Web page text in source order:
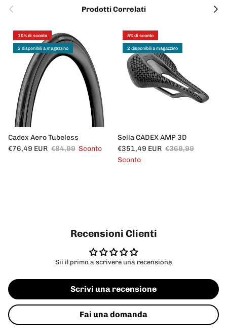
Indietro Prodotti Correlati Avanti
10% di sconto
2 disponibili a magazzino
Cadex Aero Tubeless
Prezzo di vendita
€76,49 EUR Prezzo normale
€84,99 Sconto
5% di sconto
2 disponibili a magazzino
Sella CADEX AMP 3D
Prezzo di vendita
€351,49 EUR Prezzo normale
€369,99
Sconto
Recensioni Clienti
Sii il primo a scrivere una recensione
Scrivi una recensione
Fai una domanda